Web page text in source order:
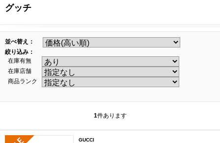
グッチ
並べ替え：
絞り込み：
在庫有無
在庫店舗
商品ランク
1件あります
GUCCI